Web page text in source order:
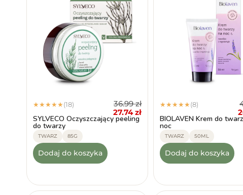
★★★★★(18) 36.99zł
27.74zł
SYLVECO Oczyszczający peeling
do twarzy
TWARZ 85G
Dodaj do koszyka
★★★★★(8)
BIOLAVEN Krem do
noc
TWARZ 50ML
Dodaj do koszyka